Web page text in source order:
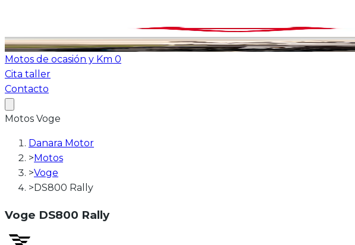
ATV-Quad
Motos de ocasión y Km 0
Cita taller
Contacto
Motos Voge
Danara Motor
>Motos
>Voge
>DS800 Rally
Voge DS800 Rally